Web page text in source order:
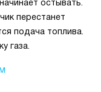
остывать.
перестанет
подача топлива.
газа.